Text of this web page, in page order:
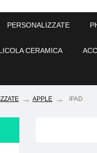
PERSONALIZZATE
CERAMICA
APPLE IPAD